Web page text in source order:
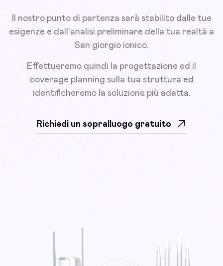
Il nostro punto di partenza sarà stabilito dalle tue
esigenze e dall'analisi preliminare della tua realtà a
San giorgio ionico.
Effettueremo quindi la progettazione ed il
coverage planning sulla tua struttura ed
identificheremo la soluzione più adatta.
Richiedi un sopralluogo gratuito